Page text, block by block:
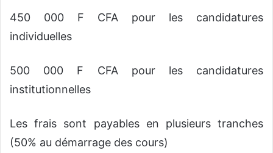
450 000 F CFA pour les candidatures
individuelles
500 000 F CFA pour les candidatures
institutionnelles
Les frais sont payables en plusieurs tranches
(50% au démarrage des cours)